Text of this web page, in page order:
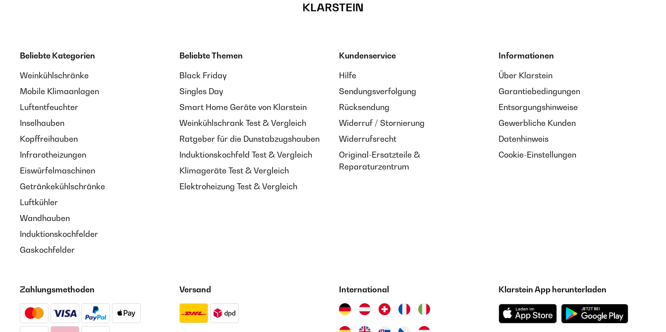
Beliebte Kategorien
Weinkühlschränke
Mobile Klimaanlagen
Luftentfeuchter
Inselhauben
Kopffreihauben
Infrarotheizungen
Eiswürfelmaschinen
Getränkekühlschränke
Luftkühler
Wandhauben
Induktionskochfelder
Gaskochfelder
Beliebte Themen
Black Friday
Singles Day
Smart Home Geräte von Klarstein
Weinkühlschrank Test & Vergleich
Ratgeber für die Dunstabzugshauben
Induktionskochfeld Test & Vergleich
Klimageräte Test & Vergleich
Elektroheizung Test & Vergleich
Kundenservice
Hilfe
Sendungsverfolgung
Rücksendung
Widerruf / Stornierung
Widerrufsrecht
Original-Ersatzteile &
Reparaturzentrum
Informationen
Über Klarstein
Garantiebedingungen
Entsorgungshinweise
Gewerbliche Kunden
Datenhinweis
Cookie-Einstellungen
Zahlungsmethoden Versand International Klarstein App herunterladen